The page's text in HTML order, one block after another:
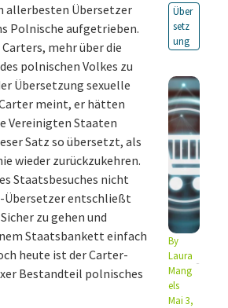
allerbesten Übersetzer
Polnische aufgetrieben.
mehr über die
polnischen Volkes zu
Übersetzung sexuelle
meint, er hätten
Vereinigten Staaten
Satz so übersetzt, als
wieder zurückzukehren.
Staatsbesuches nicht
Übersetzer entschließt
zu gehen und
Staatsbankett einfach
heute ist der Carter-
Bestandteil polnisches
Über
setz
ung
By
Laura
Mang
els
Mai 3,